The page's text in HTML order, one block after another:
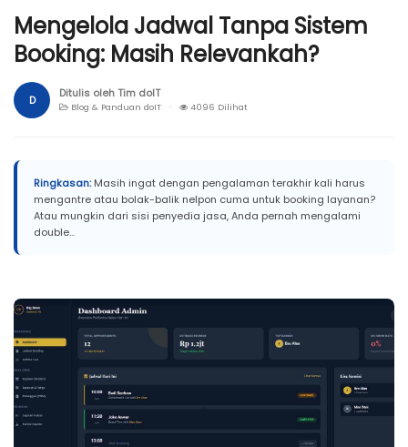
Mengelola Jadwal Tanpa Sistem
Booking: Masih Relevankah?
D Ditulis oleh Tim doIT
Blog & Panduan doIT · 4096 Dilihat
Ringkasan:Masih ingat dengan pengalaman terakhir kali harus
mengantre atau bolak-balik nelpon cuma untuk booking layanan?
Atau mungkin dari sisi penyedia jasa, Anda pernah mengalami
double...